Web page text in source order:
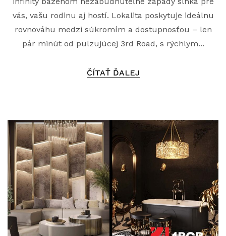
vás, vašu rodinu aj hostí. Lokalita poskytuje ideálnu
rovnováhu medzi súkromím a dostupnosťou – len
pár minút od pulzujúcej 3rd Road, s rýchlym...
ČÍTAŤ ĎALEJ